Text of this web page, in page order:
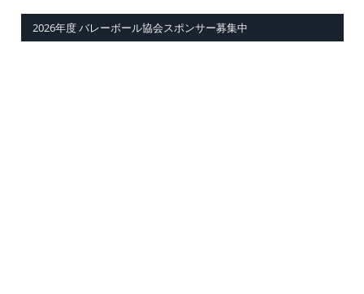
2026年度 バレーボール協会スポンサー募集中